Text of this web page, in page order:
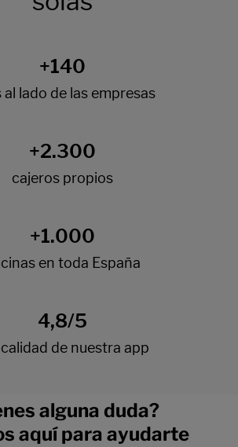
alguna duda?
aquí para ayudarte